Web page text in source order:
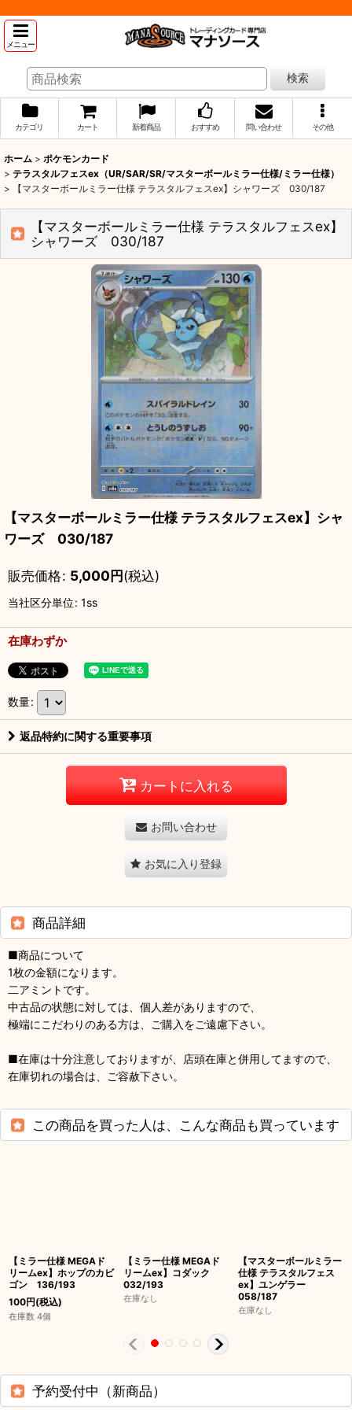
メニュー
検索
カテゴリ カート 新着商品 おすすめ 問い合わせ その他
ホーム > ポケモンカード
> テラスタルフェスex（UR/SAR/SR/マスターボールミラー仕様/ミラー仕様）
>
【マスターボールミラー仕様 テラスタルフェスex】シャワーズ 030/187
【マスターボールミラー仕様 テラスタルフェスex】
シャワーズ 030/187
【マスターボールミラー仕様 テラスタルフェスex】シャ
ワーズ 030/187
販売価格: 5,000円(税込)
当社区分単位: 1ss
在庫わずか
数量:
返品特約に関する重要事項
カートに入れる
お問い合わせ
お気に入り登録
商品詳細
■商品について
1枚の金額になります。
二アミントです。
中古品の状態に対しては、個人差がありますので、
極端にこだわりのある方は、ご購入をご遠慮下さい。
■在庫は十分注意しておりますが、店頭在庫と併用してますので、
在庫切れの場合は、ご容赦下さい。
この商品を買った人は、こんな商品も買っています
【ミラー仕様 MEGAド
リームex】ホップのカビ
ゴン 136/193
100円(税込)
在庫数 4個
【ミラー仕様 MEGAド
リームex】コダック
032/193
在庫なし
【マスターボールミラー
仕様 テラスタルフェス
ex】ユンゲラー
058/187
在庫なし
予約受付中（新商品）